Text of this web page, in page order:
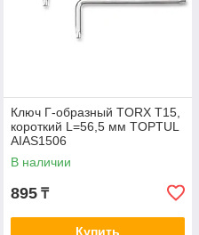
Ключ Г-образный TORX T15,
короткий L=56,5 мм TOPTUL
AIAS1506
В наличии
895 ₸
Купить